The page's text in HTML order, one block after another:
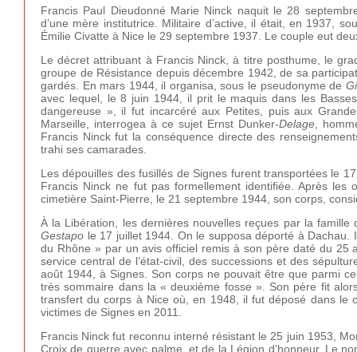
Francis Paul Dieudonné Marie Ninck naquit le 28
d’une mère institutrice. Militaire d’active, il était, en 1937,
Émilie Civatte à Nice le 29 septembre 1937. Le couple eut
Le décret attribuant à Francis Ninck, à titre posthume, le
groupe de Résistance depuis décembre 1942, de sa
gardés. En mars 1944, il organisa, sous le pseudonyme de
avec lequel, le 8 juin 1944, il prit le maquis dans les
dangereuse », il fut incarcéré aux Petites, puis aux
Marseille, interrogea à ce sujet Ernst Dunker-Delage,
Francis Ninck fut la conséquence directe des
trahi ses camarades.
Les dépouilles des fusillés de Signes furent transportées le
Francis Ninck ne fut pas formellement identifiée. Après les
cimetière Saint-Pierre, le 21 septembre 1944, son corps,
À la Libération, les dernières nouvelles reçues par la
Gestapo le 17 juillet 1944. On le supposa déporté à
du Rhône » par un avis officiel remis à son père daté du 25
service central de l’état-civil, des successions et des
août 1944, à Signes. Son corps ne pouvait être que parmi
très sommaire dans la « deuxième fosse ». Son père fit
transfert du corps à Nice où, en 1948, il fut déposé dans le
victimes de Signes en 2011.
Francis Ninck fut reconnu interné résistant le 25 juin 1953,
Croix de guerre avec palme, et de la Légion d’honneur. Le